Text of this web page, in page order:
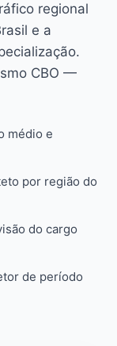
regional
e a
CBO —
médio e
por região do
do cargo
de período